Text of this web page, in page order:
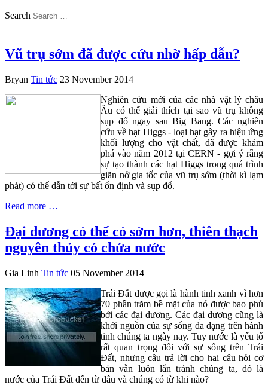
Search
Vũ trụ sớm đã được cứu nhờ hấp dẫn?
Bryan Tin tức 23 November 2014
Nghiên cứu mới của các nhà vật lý châu
Âu có thể giải thích tại sao vũ trụ không
sụp đổ ngay sau Big Bang. Các nghiên
cứu về hạt Higgs - loại hạt gây ra hiệu ứng
khối lượng cho vật chất, đã được khám
phá vào năm 2012 tại CERN - gợi ý rằng
sự tạo thành các hạt Higgs trong quá trình
giãn nở gia tốc của vũ trụ sớm (thời kì lạm
phát) có thể dẫn tới sự bất ổn định và sụp đổ.
Read more …
Đại dương có thể có sớm hơn, thiên thạch
nguyên thủy có chứa nước
Gia Linh Tin tức 05 November 2014
Trái Đất được gọi là hành tinh xanh vì hơn
70 phần trăm bề mặt của nó được bao phủ
bởi các đại dương. Các đại dương cũng là
khởi nguồn của sự sống đa dạng trên hành
tinh chúng ta ngày nay. Tuy nước là yếu tố
rất quan trọng đối với sự sống trên Trái
Đất, nhưng câu trả lời cho hai câu hỏi cơ
bản vẫn luôn lẩn tránh chúng ta, đó là
nước của Trái Đất đến từ đâu và chúng có từ khi nào?